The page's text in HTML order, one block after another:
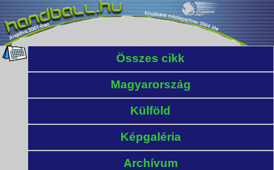
Összes cikk
Magyarország
Külföld
Képgaléria
Archívum